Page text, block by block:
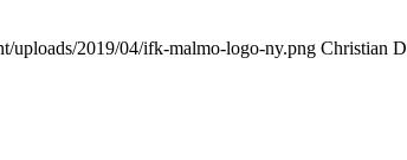
uploads/2019/04/ifk-malmo-logo-ny.png Christian D